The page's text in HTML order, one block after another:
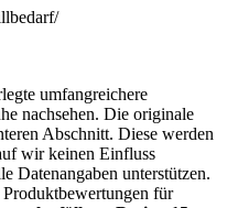
umfangreichere
nachsehen. Die originale
Abschnitt. Diese werden
wir keinen Einfluss
Datenangaben unterstützen.
für